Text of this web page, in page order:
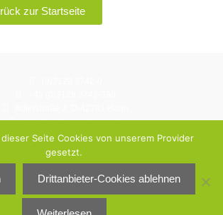
zur Startseite
schulbuero@gymhaan.de
Instagram: gymnasium.haan
Gymnasium Haan 2026
Impressum
Seite Cookies von unserem Provider
gesetzt.
Drittanbieter-Cookies ablehnen